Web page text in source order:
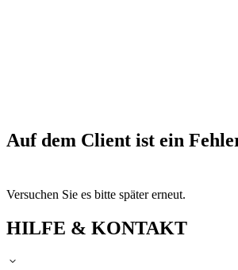
Auf dem Client ist ein
Versuchen Sie es bitte später erneut.
HILFE & KONTAKT